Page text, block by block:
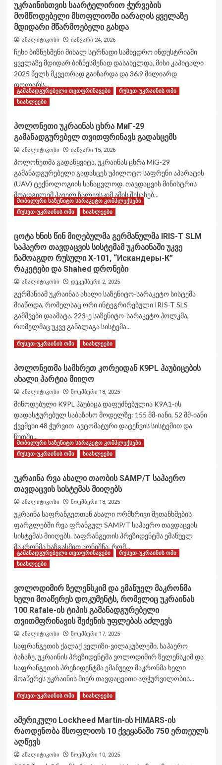
უკრაინისთვის საარტელირიო ჭურვების
მომწოდებელი მსოფლიოში იარაღის ყველაზე
მდიდარი მწარმოებელი გახდა
ანალიტიკოსი იანვარი 24, 2026
ჩეხი ბიზნესმენი მიხალ სტრნადი სამხედრო ინდუსტრიაში
ყველაზე მდიდარ ბიზნესმენად დასახელდა, მისი კაპიტალი
2025 წელს მკვეთრად გაიზარდა და 36.9 მილიარდ
დოლარს...
Read MoreRead
უკრაინისთვის
საარტელირიო
ჭურვების
მსოფლიოში
იარაღის
ყველაზე
მდიდარი
მწარმოებელი
გახდა
გამანადგურებელი თვთფრინავები
რუსეთ-უკრაინის ომი
სიახლეები
პოლონეთი უკრაინას ცხრა МиГ-29
გამანადგურებელ თვითფრინავს გადასცემს
ანალიტიკოსი იანვარი 15, 2026
პოლონეთმა გადაწყვიტა, უკრაინას ცხრა MiG-29
გამანადგურებელი გადასცეს უპილოტო საფრენი აპარატის
(UAV) ტექნოლოგიის სანაცვლოდ. თავდაცვის მინისტრის
მოადგილემ პაველ ზალევსკიმ ამის შესახებ...
Read MoreRead
პოლონეთი
უკრაინას
ცხრა
МиГ-29
გამანადგურებელ
თვითფრინავს
გადასცემს
მობილური საზენიტო სარაკეტო კომპლექსები
რუსეთ-უკრაინის ომი
სიახლეები
ცოტა ხნის წინ მიღებულმა გერმანულმა IRIS-T SLM
საჰაერო თავდაცვის სისტემამ უკრაინაში უკვე
ჩამოაგდო რუსული Х-101, “Искандеры-К”
რაკეტები და Shahed დრონები
ანალიტიკოსი დეკემბერი 2, 2025
გერმანიამ უკრაინას ახალი საზენიტო-სარაკეტო სისტემა
მიაწოდა, რომელსაც ორი ინტეგრირებული IRIS-T SLS
გამშვები დაამატა. 223-ე საზენიტო-სარაკეტო პოლკმა,
რომელმაც უკვე განალაგა სისტემა...
Read MoreRead
ცოტა
ხნის
გერმანულმა
IRIS-
T
საჰაერო
თავდაცვის
უკრაინაში
უკვე
ჩამოაგდო
რუსული
Х-101,
“Искандеры-
К”
რაკეტები
და
Shahed
დრონები
რუსეთ-უკრაინის ომი სიახლეები
პოლონეთმა სამხრეთ კორეიდან K9PL ჰაუბიცების
ახალი პარტია მიიღო
ანალიტიკოსი ნოემბერი 18, 2025
მიწოდებული K9PL ჰაუბიცა დაფუძნებულია K9A1-ის
დადასტურებულ საბაზისო მოდელზე: 155 მმ-იანი, 52 მმ-იანი
ქვემეხი 48 ჭურვით ავტომატური დატენვის სისტემით და
წუთში...
Read MoreRead
პოლონეთმა
სამხრეთ
კორეიდან
ჰაუბიცების
ახალი
პარტია
მიიღო
მობილური საზენიტო სარაკეტო კომპლექსები
რუსეთ-უკრაინის ომი
სიახლეები
უკრაინა რვა ახალი თაობის SAMP/T საჰაერო
თავდაცვის სისტემას მიიღებს
ანალიტიკოსი ნოემბერი 18, 2025
უკრაინა საფრანგეთთან ახალი ორმხრივი შეთანხმების
ფარგლებში რვა ფრანგულ SAMP/T საჰაერო თავდაცვის
სისტემას მიიღებს. საფრანგეთის პრეზიდენტმა ემანუელ
მაკრონმა ხაზგასმით აღნიშნა, რომ...
Read MoreRead
უკრაინა
რვა
ახალი
თაობის
SAMP/T
საჰაერო
თავდაცვის
სისტემას
მიიღებს
გამანადგურებელი თვთფრინავები
რუსეთ-უკრაინის ომი
სიახლეები
ვოლოდიმირ ზელენსკიმ და ემანუელ მაკრონმა
ხელი მოაწერეს დოკუმენტს, რომელიც უკრაინას
100 Rafale-ის ტიპის გამანადგურებელი
თვითმფრინავის შეძენის უფლებას აძლევს
ანალიტიკოსი ნოემბერი 17, 2025
საფრანგეთის ქალაქ ველიზი-ვილაკუბლეში, საჰაერო
ბაზაზე, უკრაინის პრეზიდენტმა ვოლოდიმირ ზელენსკიმ და
საფრანგეთის პრეზიდენტმა ემანუელ მაკრონმა ხელი
მოაწერეს უკრაინის მიერ თავდაცვითი აღჭურვილობის...
Read MoreRead
ვოლოდიმირ
ზელენსკიმ
ემანუელ
მაკრონმა
რუსეთ-უკრაინის ომი სიახლეები
ამერიკული Lockheed Martin-ის HIMARS-ის
რაოდენობა მსოფლიოს 10 ქვეყანაში 750 ერთეულს
აღწევს
ანალიტიკოსი ნოემბერი 10, 2025